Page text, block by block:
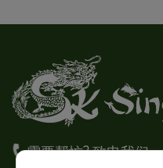
需要帮忙? 致电我们